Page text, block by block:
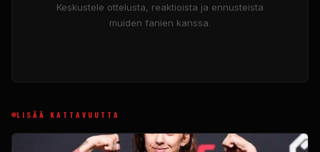
Keskustele ottelusta, reaktioista ja ennusteista
muiden fanien kanssa.
LISÄÄ KATTAVUUTTA